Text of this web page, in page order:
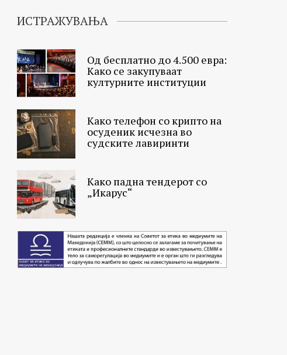
ИСТРАЖУВАЊА
Од бесплатно до 4.500 евра:
Како се закупуваат
културните институции
Како телефон со крипто на
осуденик исчезна во
судските лавиринти
Како падна тендерот со
„Икарус“